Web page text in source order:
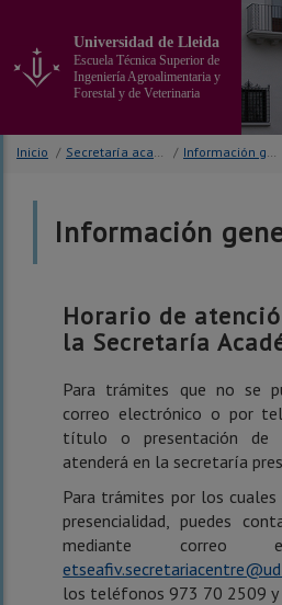
contenido
principal
página
Universidad de Lleida
Escuela Técnica Superior de
Ingeniería Agroalimentaria y
Forestal y de Veterinaria
Inicio / Secretaría académica / Información general
Información
Horario de
la Secretaría
Para trámites que no se
correo electrónico o por
título o presentación de
atenderá en la secretaría
Para trámites por los
presencialidad, puedes
mediante correo
los teléfonos 973 70 2509 y